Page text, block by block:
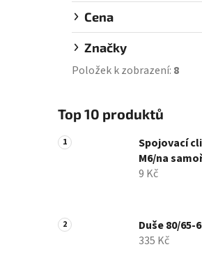
Cena
Značky
Položek k zobrazení: 8
Top 10 produktů
Spojovací
M6/na
9 Kč
Duše 80/65-6
335 Kč